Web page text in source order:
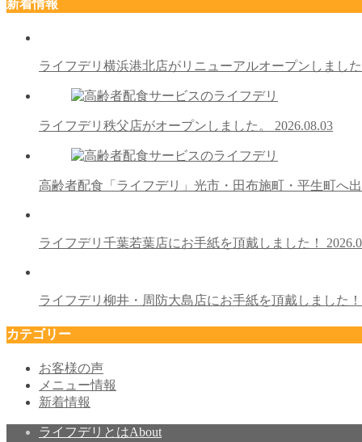
新着情報
ライフデリ横浜港北店がリニューアルオープンしました
ライフデリ秩父店がオープンしました。 2026.08.03
高齢者配食「ライフデリ」光市・田布施町・平生町へ
ライフデリ千葉若葉店にお手紙を頂戴しました！
ライフデリ柳井・周防大島店にお手紙を頂戴しました！
カテゴリー
お客様の声
メニュー情報
新着情報
ライフデリとはAbout